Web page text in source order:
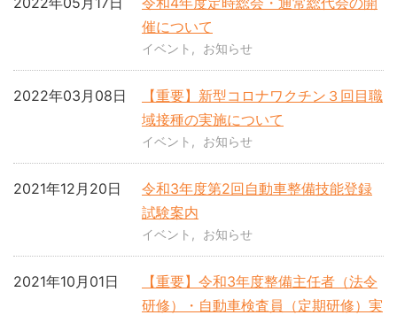
催について
イベント お知らせ
【重要】新型コロナワクチン３回目職
域接種の実施について
2022年03月08日
イベント お知らせ
令和3年度第2回自動車整備技能登録
試験案内
2021年12月20日
イベント お知らせ
【重要】令和3年度整備主任者（法令
研修）・自動車検査員（定期研修）実
2021年10月01日